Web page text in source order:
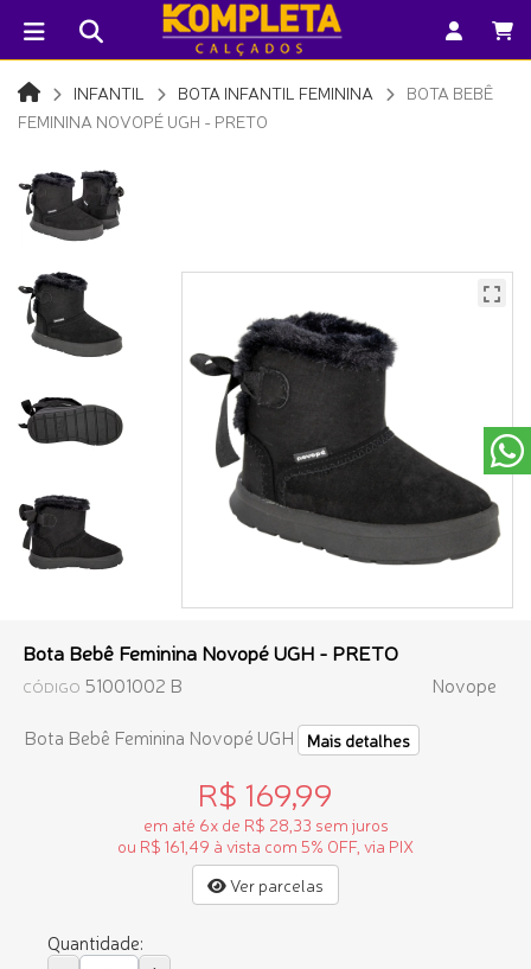
INFANTIL BOTA INFANTIL FEMININA
BOTA BEBÊ
FEMININA NOVOPÉ UGH - PRETO
Bota Bebê Feminina Novopé UGH - PRETO
CÓDIGO 51001002 B
Novope
Bota Bebê Feminina Novopé UGH
Mais detalhes
R$ 169,99
em até 6x de R$ 28,33 sem juros
ou R$ 161,49 à vista com 5% OFF, via PIX
Ver parcelas
Quantidade: